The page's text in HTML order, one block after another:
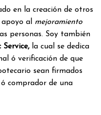
en la creación de otros
al mejoramiento
personas. Soy también
Service,la cual se dedica
ó verificación de que
sean firmados
comprador de una